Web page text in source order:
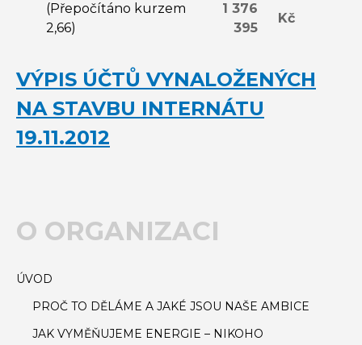
(Přepočítáno kurzem
2,66)
1 376
395
Kč
VÝPIS ÚČTŮ VYNALOŽENÝCH
NA STAVBU INTERNÁTU
19.11.2012
O ORGANIZACI
ÚVOD
PROČ TO DĚLÁME A JAKÉ JSOU NAŠE AMBICE
JAK VYMĚŇUJEME ENERGIE – NIKOHO